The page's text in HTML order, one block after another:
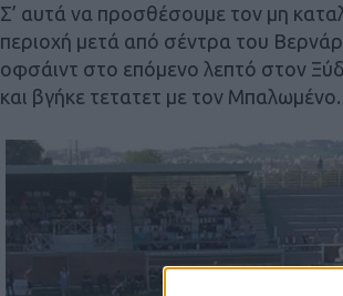
Σ’ αυτά να προσθέσουμε τον μη
περιοχή μετά από σέντρα του
οφσάιντ στο επόμενο λεπτό στον
και βγήκε τετατετ με τον Μπαλωμένο.